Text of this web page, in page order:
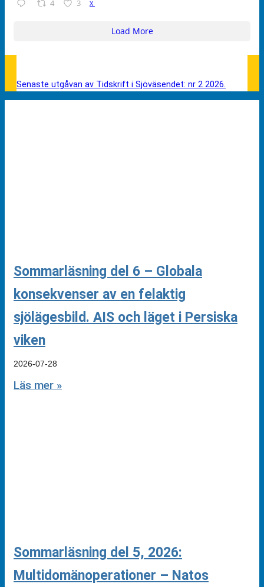
4 3 X
Load More
Senaste utgåvan av Tidskrift i Sjöväsendet: nr 2 2026.
Sommarläsning del 6 – Globala
konsekvenser av en felaktig
sjölägesbild. AIS och läget i Persiska
viken
2026-07-28
Läs mer »
Sommarläsning del 5, 2026:
Multidomänoperationer – Natos